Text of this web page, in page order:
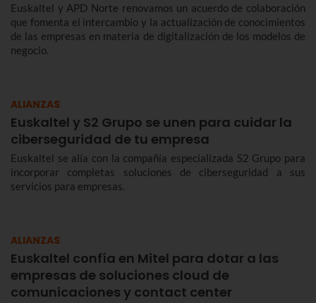
Euskaltel y APD Norte renovamos un acuerdo de colaboración
que fomenta el intercambio y la actualización de conocimientos
de las empresas en materia de digitalización de los modelos de
negocio.
ALIANZAS
Euskaltel y S2 Grupo se unen para cuidar la
ciberseguridad de tu empresa
Euskaltel se alía con la compañía especializada S2 Grupo para
incorporar completas soluciones de ciberseguridad a sus
servicios para empresas.
ALIANZAS
Euskaltel confía en Mitel para dotar a las
empresas de soluciones cloud de
comunicaciones y contact center